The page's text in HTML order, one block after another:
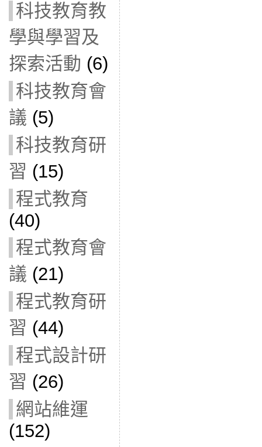
科技教育教
學與學習及
探索活動 (6)
科技教育會
議 (5)
科技教育研
習 (15)
程式教育
(40)
程式教育會
議 (21)
程式教育研
習 (44)
程式設計研
習 (26)
網站維運
(152)